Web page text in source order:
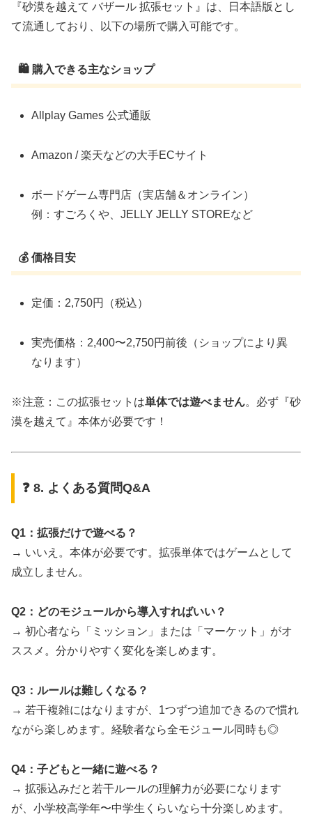
『砂漠を越えて バザール 拡張セット』は、日本語版とし
て流通しており、以下の場所で購入可能です。
🛍 購入できる主なショップ
Allplay Games 公式通販
Amazon / 楽天などの大手ECサイト
ボードゲーム専門店（実店舗＆オンライン）
例：すごろくや、JELLY JELLY STOREなど
💰 価格目安
定価：2,750円（税込）
実売価格：2,400〜2,750円前後（ショップにより異
なります）
※注意：この拡張セットは単体では遊べません。必ず『砂
漠を越えて』本体が必要です！
❓ 8. よくある質問Q&A
Q1：拡張だけで遊べる？
→ いいえ。本体が必要です。拡張単体ではゲームとして
成立しません。
Q2：どのモジュールから導入すればいい？
→ 初心者なら「ミッション」または「マーケット」がオ
ススメ。分かりやすく変化を楽しめます。
Q3：ルールは難しくなる？
→ 若干複雑にはなりますが、1つずつ追加できるので慣れ
ながら楽しめます。経験者なら全モジュール同時も◎
Q4：子どもと一緒に遊べる？
→ 拡張込みだと若干ルールの理解力が必要になります
が、小学校高学年〜中学生くらいなら十分楽しめます。